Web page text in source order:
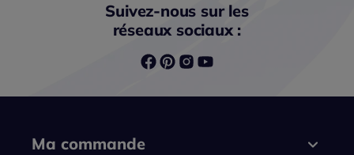
Suivez-nous sur les
réseaux sociaux :
Ma commande